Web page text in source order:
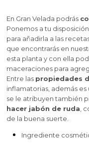
En Gran Velada podrás
Ponemos a tu
para añadirla a las
que encontrarás en
esta planta y con ella
maceraciones para
Entre las propiedades
inflamatorias, además
se le atribuyen también
hacer jabón de ruda ,
de la buena suerte.
Ingrediente